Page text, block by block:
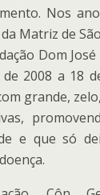
Nos
Matriz de
Dom
2008 a 18
grande,
e que só